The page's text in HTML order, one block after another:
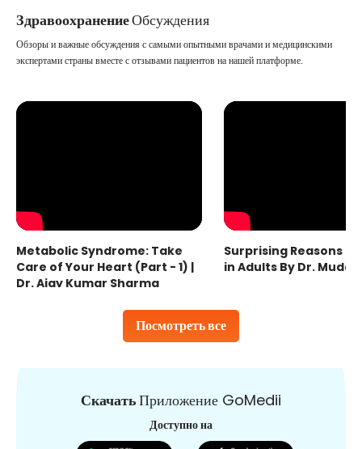
ЗдравоохранениеОбсуждения
Посмотреть все
Обзоры и важные обсуждения с самыми опытными врачами и медицинскими
экспертами страны вместе с отзывами пациентов на нашей платформе.
Metabolic Syndrome: Take
Care of Your Heart (Part - 1) |
Dr. Ajay Kumar Sharma
Surprising Reasons
in Adults By Dr.
СкачатьПриложение GoMedii
Доступно на